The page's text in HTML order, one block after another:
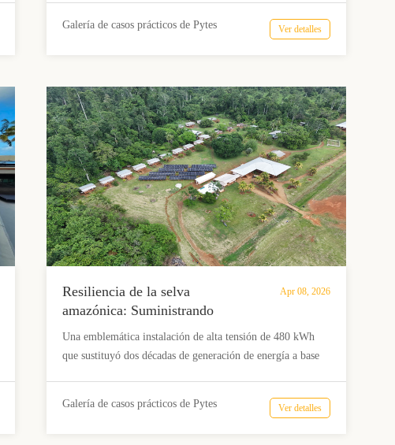
la reducción adaptativa de picos de demanda y el arbitraje
costos predecibles y una mayor competitividad.
Ver detalles
Galería de casos prácticos de Pytes
Apr 08, 2026
Resiliencia de la selva
amazónica: Suministrando
energía a Kabalebo con 480
kWh de almacenamiento de alto
voltaje de Pytes.
Una emblemática instalación de alta tensión de 480 kWh
que sustituyó dos décadas de generación de energía a base
autonomía, demostrando que, incluso en los entornos más
Ver detalles
Galería de casos prácticos de Pytes